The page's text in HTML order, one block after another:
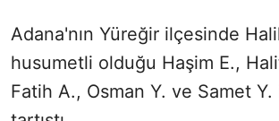
Adana'nın Yüreğir ilçesinde
husumetli olduğu Haşim E.,
Fatih A., Osman Y. ve Samet